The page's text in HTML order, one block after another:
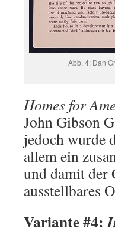
Abb. 4: Dan
Homes for
John Gibson
jedoch wurde
allem ein
und damit der
ausstellbares
Variante #4: